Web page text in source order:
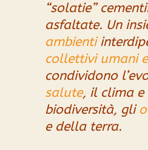
“solatie”
asfaltate. Un
ambienti
collettivi umani
condividono
salute, il clima e
biodiversità, gli
e della terra.